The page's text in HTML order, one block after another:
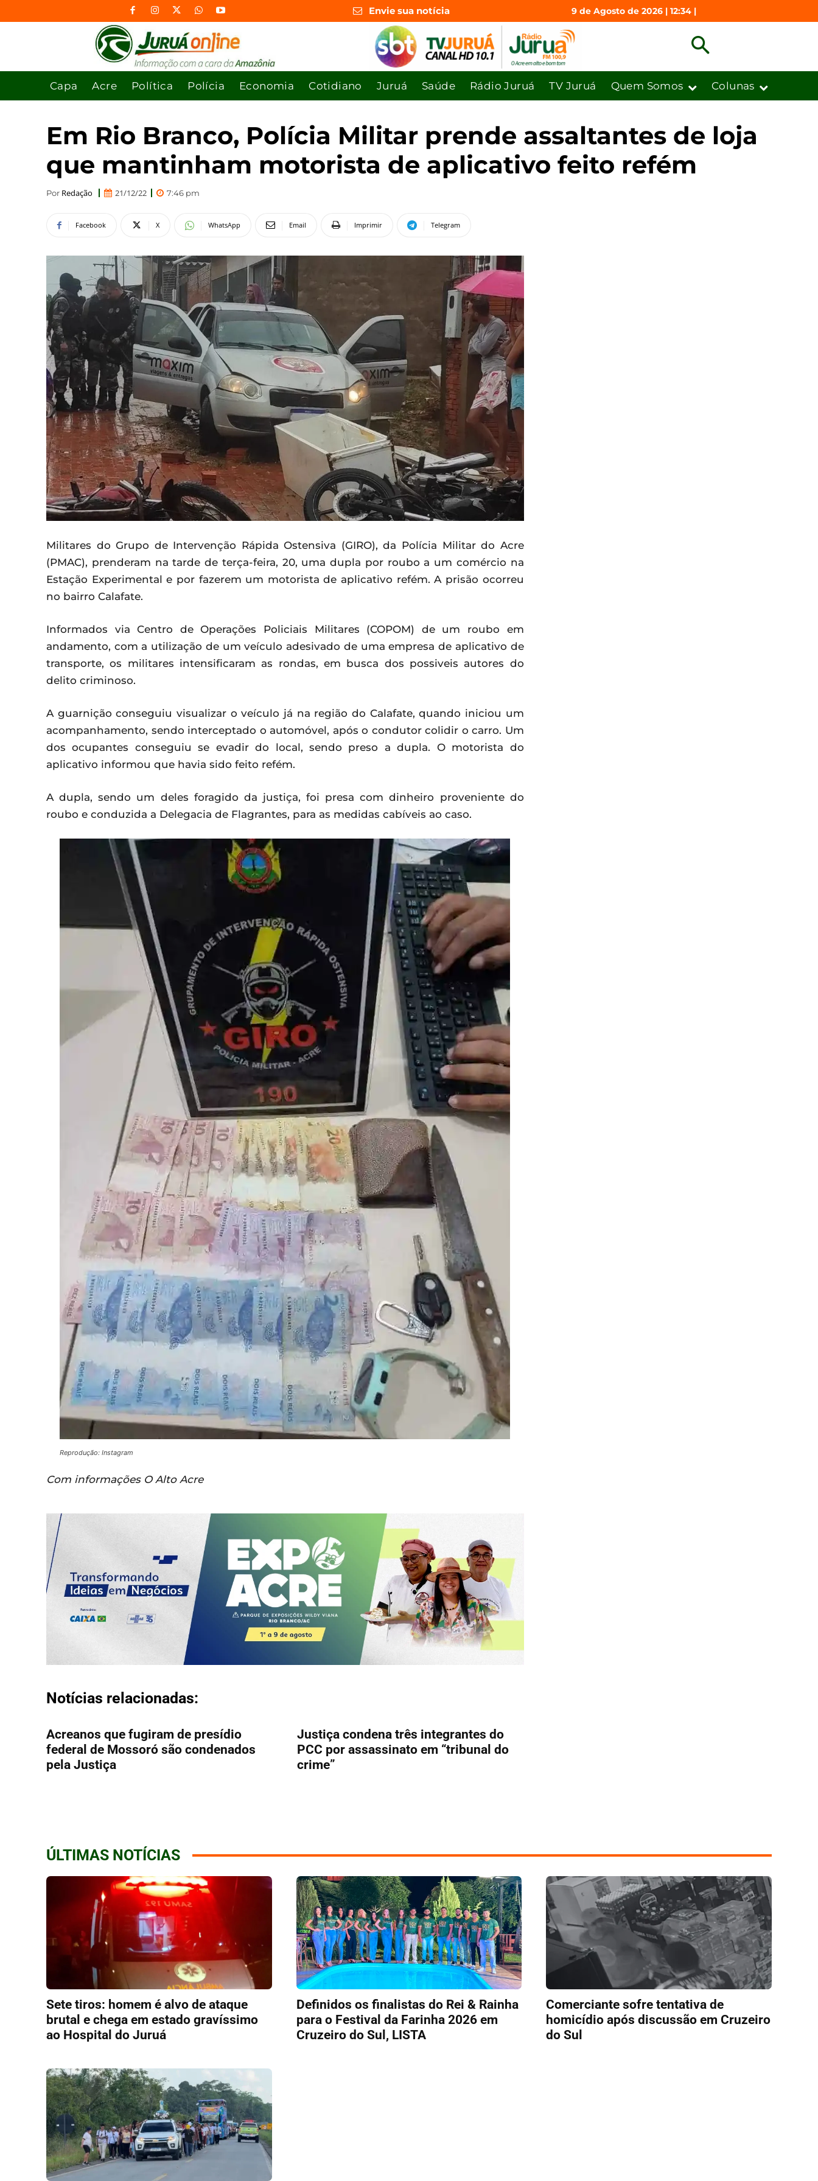
Envie sua notícia 9 de Agosto de 2026 | 12:34 |
Capa Acre Política Polícia Economia Cotidiano Juruá Saúde Rádio Juruá TV Juruá Quem Somos Colunas
Em Rio Branco, Polícia Militar prende assaltantes de loja
que mantinham motorista de aplicativo feito refém
Por Redação 21/12/22 7:46 pm
Facebook X WhatsApp Email Imprimir Telegram
Militares do Grupo de Intervenção Rápida Ostensiva (GIRO), da Polícia Militar do Acre
(PMAC), prenderam na tarde de terça-feira, 20, uma dupla por roubo a um comércio na
Estação Experimental e por fazerem um motorista de aplicativo refém. A prisão ocorreu
no bairro Calafate.
Informados via Centro de Operações Policiais Militares (COPOM) de um roubo em
andamento, com a utilização de um veículo adesivado de uma empresa de aplicativo de
transporte, os militares intensificaram as rondas, em busca dos possiveis autores do
delito criminoso.
A guarnição conseguiu visualizar o veículo já na região do Calafate, quando iniciou um
acompanhamento, sendo interceptado o automóvel, após o condutor colidir o carro. Um
dos ocupantes conseguiu se evadir do local, sendo preso a dupla. O motorista do
aplicativo informou que havia sido feito refém.
A dupla, sendo um deles foragido da justiça, foi presa com dinheiro proveniente do
roubo e conduzida a Delegacia de Flagrantes, para as medidas cabíveis ao caso.
Reprodução: Instagram
Com informações O Alto Acre
Notícias relacionadas:
Acreanos que fugiram de presídio
federal de Mossoró são condenados
pela Justiça
Justiça condena três integrantes do
PCC por assassinato em “tribunal do
crime”
ÚLTIMAS NOTÍCIAS
Sete tiros: homem é alvo de ataque
brutal e chega em estado gravíssimo
ao Hospital do Juruá
Definidos os finalistas do Rei & Rainha
para o Festival da Farinha 2026 em
Cruzeiro do Sul, LISTA
Comerciante sofre tentativa de
homicídio após discussão em Cruzeiro
do Sul